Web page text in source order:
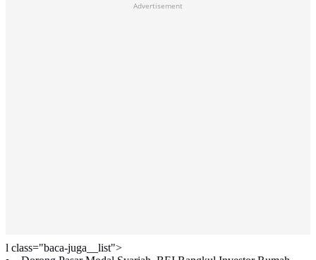
Advertisement
l class="baca-juga__list">